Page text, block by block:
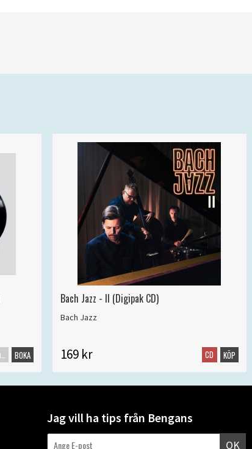
Maxisingel BOKA
Bach Jazz - II (Digipak CD)
Bach Jazz
169 kr CD KÖP
Jag vill ha tips från Bengans
OK